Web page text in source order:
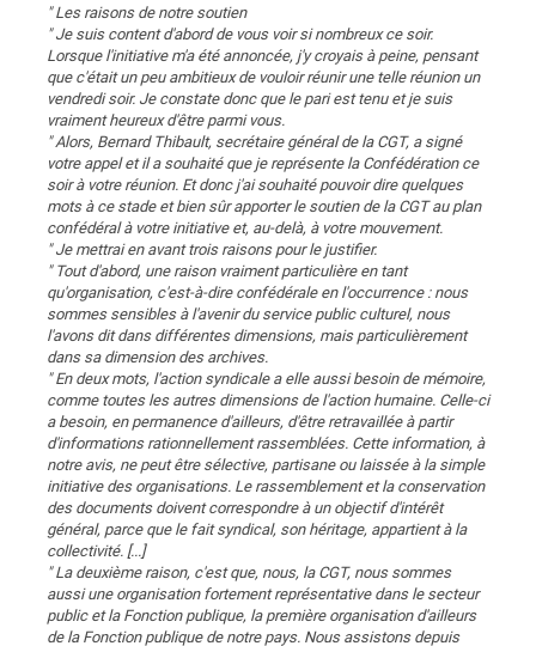
" Les raisons de notre soutien
" Je suis content d'abord de vous voir si nombreux ce soir.
Lorsque l'initiative m'a été annoncée, j'y croyais à peine, pensant
que c'était un peu ambitieux de vouloir réunir une telle réunion un
vendredi soir. Je constate donc que le pari est tenu et je suis
vraiment heureux d'être parmi vous.
" Alors, Bernard Thibault, secrétaire général de la CGT, a signé
votre appel et il a souhaité que je représente la Confédération ce
soir à votre réunion. Et donc j'ai souhaité pouvoir dire quelques
mots à ce stade et bien sûr apporter le soutien de la CGT au plan
confédéral à votre initiative et, au-delà, à votre mouvement.
" Je mettrai en avant trois raisons pour le justifier.
" Tout d'abord, une raison vraiment particulière en tant
qu'organisation, c'est-à-dire confédérale en l'occurrence : nous
sommes sensibles à l'avenir du service public culturel, nous
l'avons dit dans différentes dimensions, mais particulièrement
dans sa dimension des archives.
" En deux mots, l'action syndicale a elle aussi besoin de mémoire,
comme toutes les autres dimensions de l'action humaine. Celle-ci
a besoin, en permanence d'ailleurs, d'être retravaillée à partir
d'informations rationnellement rassemblées. Cette information, à
notre avis, ne peut être sélective, partisane ou laissée à la simple
initiative des organisations. Le rassemblement et la conservation
des documents doivent correspondre à un objectif d'intérêt
général, parce que le fait syndical, son héritage, appartient à la
collectivité. [...]
" La deuxième raison, c'est que, nous, la CGT, nous sommes
aussi une organisation fortement représentative dans le secteur
public et la Fonction publique, la première organisation d'ailleurs
de la Fonction publique de notre pays. Nous assistons depuis